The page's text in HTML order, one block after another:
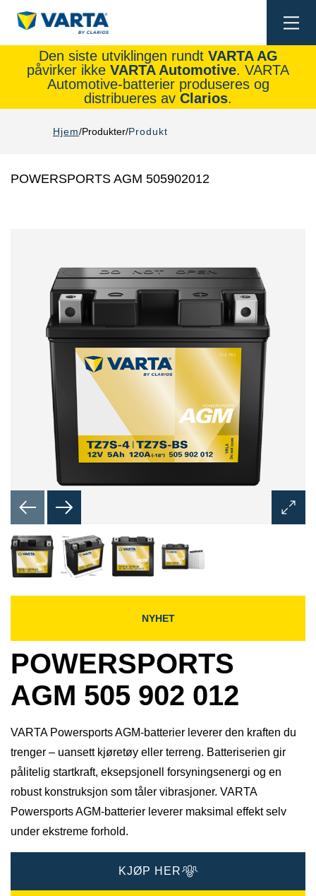
Den siste utviklingen rundt VARTA AG
påvirker ikke VARTA Automotive. VARTA
Automotive-batterier produseres og
distribueres av Clarios.
Hjem Produkter Produkt
POWERSPORTS AGM 505902012
Åpne
NYHET
POWERSPORTS
AGM 505 902 012
VARTA Powersports AGM-batterier leverer den kraften du
trenger – uansett kjøretøy eller terreng. Batteriserien gir
pålitelig startkraft, eksepsjonell forsyningsenergi og en
robust konstruksjon som tåler vibrasjoner. VARTA
Powersports AGM-batterier leverer maksimal effekt selv
under ekstreme forhold.
KJØP HER